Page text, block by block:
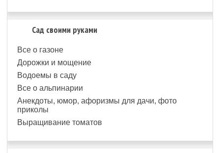
Сад своими руками
Все о газоне
Дорожки и мощение
Водоемы в саду
Все о альпинарии
Анекдоты, юмор, афоризмы для дачи, фото
приколы
Выращивание томатов